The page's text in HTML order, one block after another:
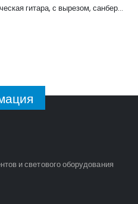
C901T-BS Акустическая гитара, с вырезом, санберст, Caraya
и светового оборудования